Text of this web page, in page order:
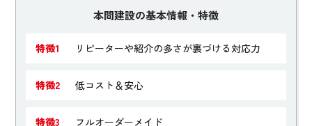
本間建設の基本情報・特徴
特徴1 リピーターや紹介の多さが裏づける対応力
特徴2 低コスト＆安心
特徴3 フルオーダーメイド